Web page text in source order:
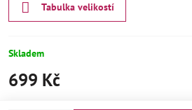
Tabulka velikostí
Skladem
699 Kč